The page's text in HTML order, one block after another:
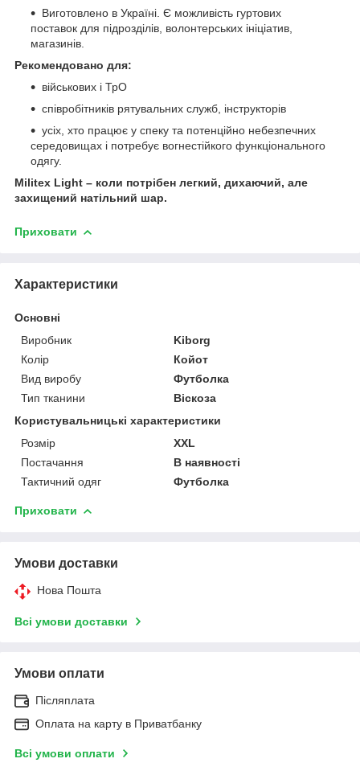
Виготовлено в Україні. Є можливість гуртових
поставок для підрозділів, волонтерських ініціатив,
магазинів.
Рекомендовано для:
військових і ТрО
співробітників рятувальних служб, інструкторів
усіх, хто працює у спеку та потенційно небезпечних
середовищах і потребує вогнестійкого функціонального
одягу.
Militex Light – коли потрібен легкий, дихаючий, але
захищений натільний шар.
Приховати
Характеристики
Основні
Виробник
Kiborg
Колір
Койот
Вид виробу
Футболка
Тип тканини
Віскоза
Користувальницькі характеристики
Розмір
XXL
Постачання
В наявності
Тактичний одяг
Футболка
Приховати
Умови доставки
Нова Пошта
Всі умови доставки
Умови оплати
Післяплата
Оплата на карту в Приватбанку
Всі умови оплати